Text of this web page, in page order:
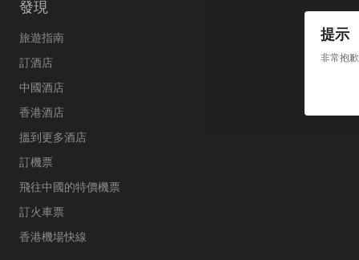
提示
非常抱
發現
旅遊指南
訂酒店
中國酒店
香港酒店
搵到更多酒店
訂機票
飛往中國的特價機票
訂火車票
香港機場快線